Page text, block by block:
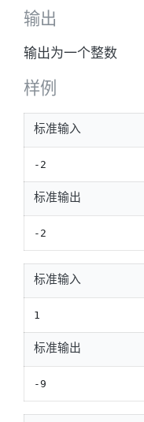
输出
输出为一个整数
样例
标准输入
-2
标准输出
-2
标准输入
1
标准输出
-9